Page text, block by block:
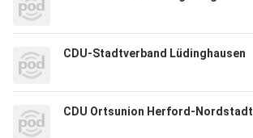
CDU-Stadtverband Lüdinghausen
CDU Ortsunion Herford-Nordstadt